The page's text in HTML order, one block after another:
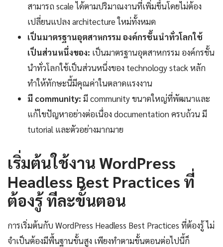
สามารถ scale ได้ตามปริมาณงานที่เพิ่มขึ้นโดยไม่ต้อง
เปลี่ยนแปลง architecture ใหม่ทั้งหมด
เป็นมาตรฐานอุตสาหกรรม องค์กรชั้นนำทั่วโลกใช้
เป็นส่วนหนึ่งของ: เป็นมาตรฐานอุตสาหกรรม องค์กรชั้น
นำทั่วโลกใช้เป็นส่วนหนึ่งของ technology stack หลัก
ทำให้ทักษะนี้มีคุณค่าในตลาดแรงงาน
มี community: มี community ขนาดใหญ่ที่พัฒนาและ
แก้ไขปัญหาอย่างต่อเนื่อง documentation ครบถ้วน มี
tutorial และตัวอย่างมากมาย
เริ่มต้นใช้งาน WordPress
Headless Best Practices ที่
ต้องรู้ ทีละขั้นตอน
การเริ่มต้นกับ WordPress Headless Best Practices ที่ต้องรู้ ไม่
จำเป็นต้องมีพื้นฐานขั้นสูง เพียงทำตามขั้นตอนต่อไปนี้ก็